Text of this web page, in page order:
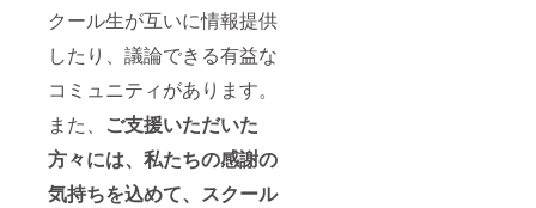
クール生が互いに情報提供
したり、議論できる有益な
コミュニティがあります。
また、 ご支援いただいた
方々には、私たちの感謝の
気持ちを込めて、スクール